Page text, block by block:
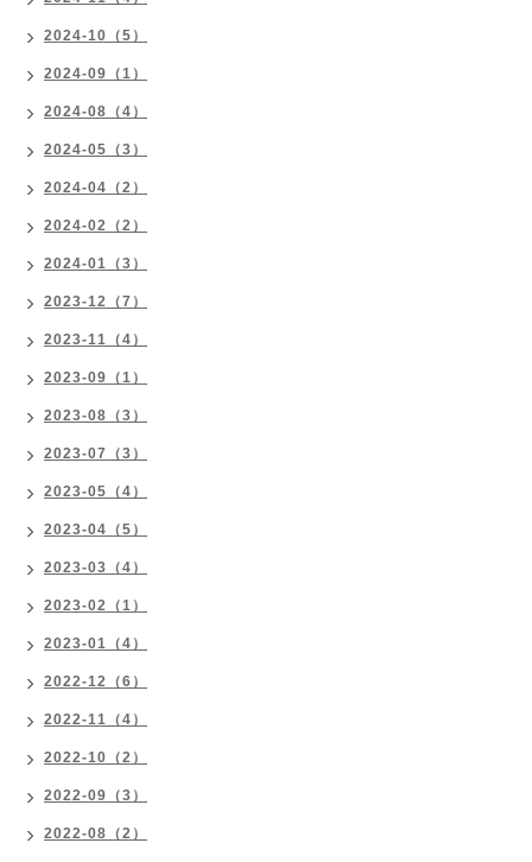
2024-10（5）
2024-09（1）
2024-08（4）
2024-05（3）
2024-04（2）
2024-02（2）
2024-01（3）
2023-12（7）
2023-11（4）
2023-09（1）
2023-08（3）
2023-07（3）
2023-05（4）
2023-04（5）
2023-03（4）
2023-02（1）
2023-01（4）
2022-12（6）
2022-11（4）
2022-10（2）
2022-09（3）
2022-08（2）